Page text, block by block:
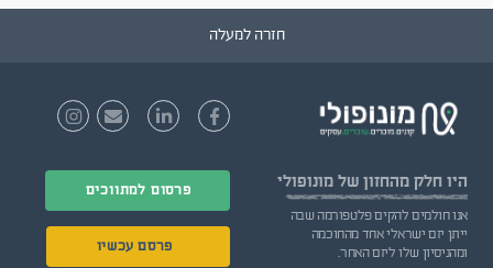
חזרה למעלה
היו חלק מהחזון של מונופולי
אנו חולמים להקים פלטפורמה שבה
ייתן יזם ישראלי אחד מהחוכמה
ומהניסיון שלו ליזם האחר.
פרסום למתווכים
פרסם עכשיו